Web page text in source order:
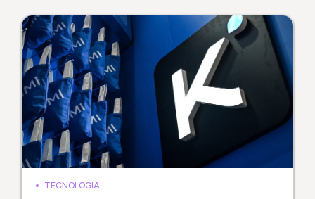
TECNOLOGIA